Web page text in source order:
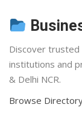
Discover trusted
institutions and
& Delhi NCR.
Browse